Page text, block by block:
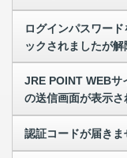
ログインパスワー
ックされましたが
JRE POINT WEBサ
の送信画面が表示
認証コードが届き